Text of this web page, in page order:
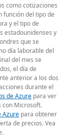
como cotizaciones
función del tipo de
y el tipo de
estadounidenses y
que se
día laborable del
del mes se
el día de
anterior a los dos
durante el
de Azure para ver
con Microsoft.
Azure para obtener
de precios. Vea